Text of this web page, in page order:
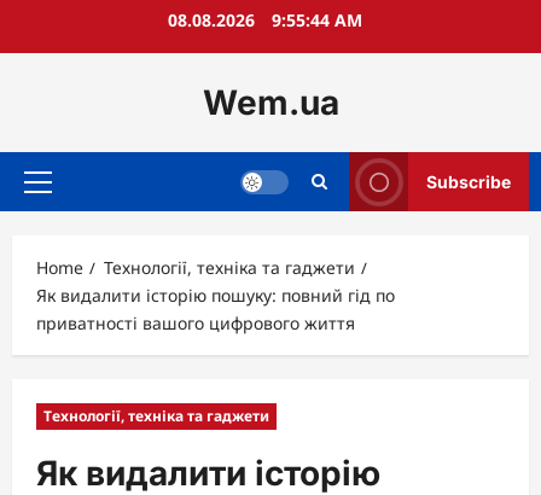
08.08.2026 9:55:46 AM
Wem.ua
Primary
Subscribe
Home
Технології, техніка та гаджети
Як видалити історію пошуку: повний гід по
приватності вашого цифрового життя
Технології, техніка та гаджети
Як видалити історію